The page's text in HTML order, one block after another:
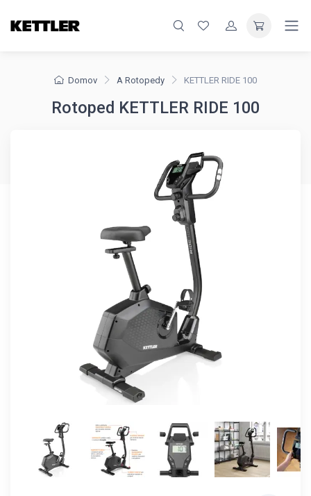
Domov A Rotopedy KETTLER RIDE 100
Rotoped KETTLER RIDE 100